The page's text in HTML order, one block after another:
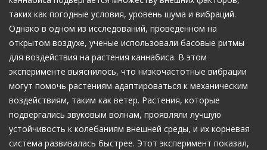
таких как погодные условия, уровень шума и вибраций.
Однако в одном из исследований, проведенном на
открытом воздухе, ученые использовали басовые ритмы
для воздействия на растения каннабиса. В этом
эксперименте выяснилось, что низкочастотные вибрации
могут помочь растениям адаптироваться к механическим
воздействиям, таким как ветер. Растения, которые
подвергались звуковым волнам, проявляли лучшую
устойчивость к колебаниям внешней среды, и их корневая
система развивалась быстрее. Этот эксперимент показал,